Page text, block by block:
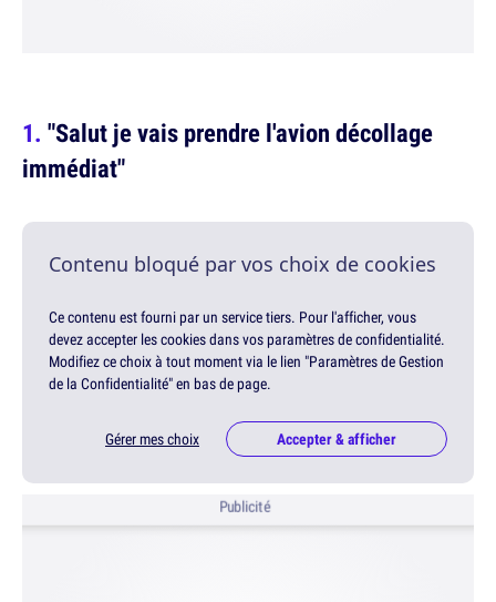
"Salut je vais prendre l'avion décollage
immédiat"
Contenu bloqué par vos choix de cookies
Ce contenu est fourni par un service tiers. Pour l'afficher, vous
devez accepter les cookies dans vos paramètres de confidentialité.
Modifiez ce choix à tout moment via le lien "Paramètres de Gestion
de la Confidentialité" en bas de page.
Gérer mes choix Accepter & afficher
Publicité